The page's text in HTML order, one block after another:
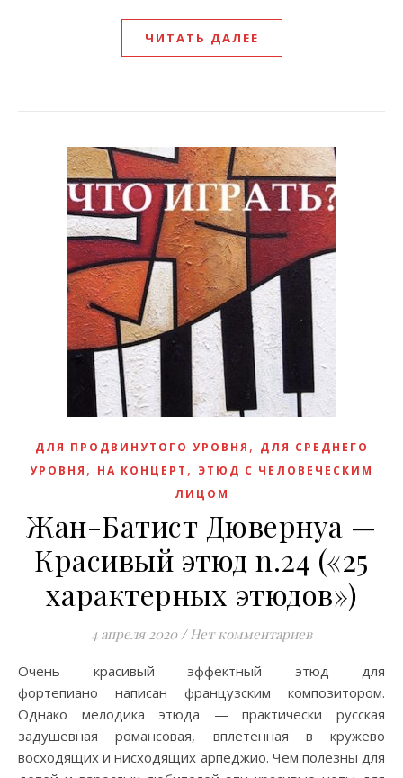
ЧИТАТЬ ДАЛЕЕ
ДЛЯ ПРОДВИНУТОГО УРОВНЯ , ДЛЯ СРЕДНЕГО
УРОВНЯ , НА КОНЦЕРТ , ЭТЮД С ЧЕЛОВЕЧЕСКИМ
ЛИЦОМ
Жан-Батист Дювернуа —
Красивый этюд n.24 («25
характерных этюдов»)
4 апреля 2020 / Нет комментариев
Очень красивый эффектный этюд для
фортепиано написан французским композитором.
Однако мелодика этюда — практически русская
задушевная романсовая, вплетенная в кружево
восходящих и нисходящих арпеджио. Чем полезны для